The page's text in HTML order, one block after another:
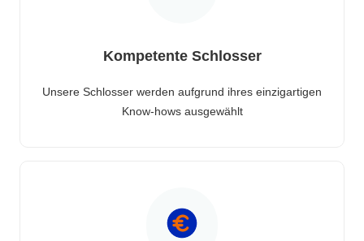
Kompetente Schlosser
Unsere Schlosser werden aufgrund ihres einzigartigen
Know-hows ausgewählt